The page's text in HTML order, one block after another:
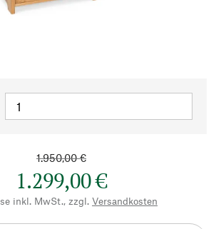
1.950,00 €
1.299,00 €
inkl. MwSt., zzgl. Versandkosten